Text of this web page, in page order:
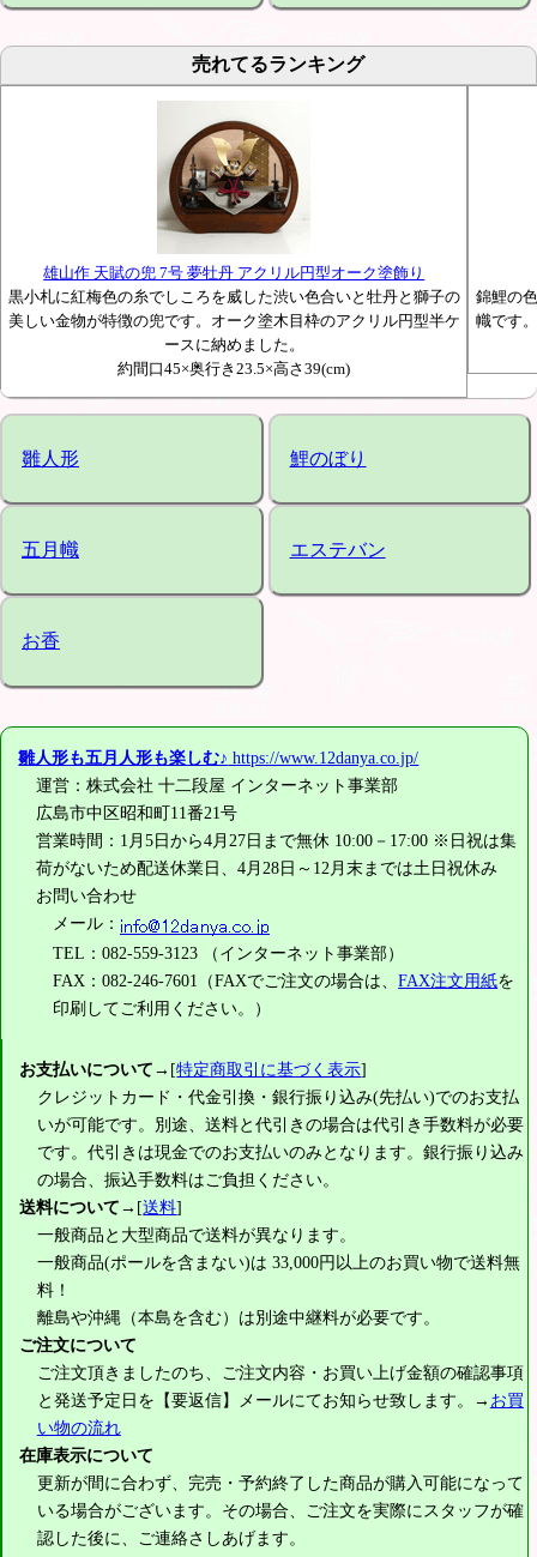
売れてるランキング
雄山作 天賦の兜 7号 夢牡丹 アクリル円型オーク塗飾り
黒小札に紅梅色の糸でしころを威した渋い色合いと牡丹と獅子の
美しい金物が特徴の兜です。オーク塗木目枠のアクリル円型半ケ
ースに納めました。
約間口45×奥行き23.5×高さ39(cm)
錦鯉の
幟です
雛人形 鯉のぼり
五月幟 エステバン
お香
雛人形も五月人形も楽しむ♪ https://www.12danya.co.jp/
運営：株式会社 十二段屋 インターネット事業部
広島市中区昭和町11番21号
営業時間：1月5日から4月27日まで無休 10:00－17:00 ※日祝は集
荷がないため配送休業日、4月28日～12月末までは土日祝休み
お問い合わせ
メール：
TEL：082-559-3123 （インターネット事業部）
FAX：082-246-7601（FAXでご注文の場合は、FAX注文用紙を
印刷してご利用ください。）
お支払いについて→[特定商取引に基づく表示]
クレジットカード・代金引換・銀行振り込み(先払い)でのお支払
いが可能です。別途、送料と代引きの場合は代引き手数料が必要
です。代引きは現金でのお支払いのみとなります。銀行振り込み
の場合、振込手数料はご負担ください。
送料について→[送料]
一般商品と大型商品で送料が異なります。
一般商品(ポールを含まない)は 33,000円以上のお買い物で送料無
料！
離島や沖縄（本島を含む）は別途中継料が必要です。
ご注文について
ご注文頂きましたのち、ご注文内容・お買い上げ金額の確認事項
と発送予定日を【要返信】メールにてお知らせ致します。→ お買
い物の流れ
在庫表示について
更新が間に合わず、完売・予約終了した商品が購入可能になって
いる場合がございます。その場合、ご注文を実際にスタッフが確
認した後に、ご連絡さしあげます。